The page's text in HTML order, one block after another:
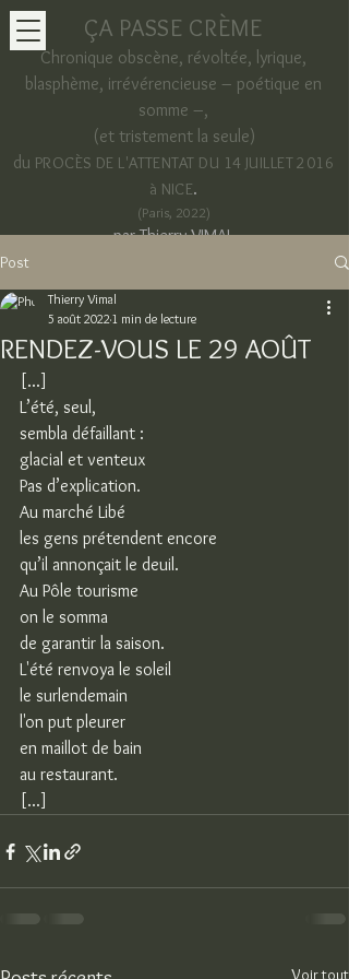
ÇA PASSE CRÈME
Chronique obscène, révoltée, lyrique,
blasphème, irrévérencieuse – poétique en
somme –,
(et tristement la seule)
du PROCÈS DE L'ATTENTAT DU 14 JUILLET 2016
à NICE.
(Paris, 2022)
par Thierry VIMAL
Post
RENDEZ-VOUS LE 29 AOÛT
Thierry Vimal
5 août 20221 min de lecture
[...]
L’été, seul,
sembla défaillant :
glacial et venteux
Pas d’explication.
Au marché Libé
les gens prétendent encore
qu’il annonçait le deuil.
Au Pôle tourisme
on le somma
de garantir la saison.
L'été renvoya le soleil
le surlendemain
l'on put pleurer
en maillot de bain
au restaurant.
[...]
Voir tout